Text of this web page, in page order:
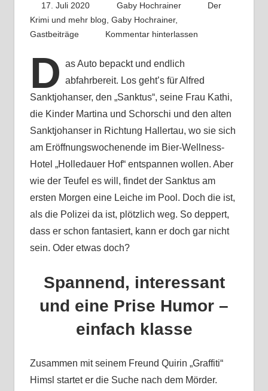
17. Juli 2020 Gaby Hochrainer
Der
Krimi und mehr blog, Gaby Hochrainer,
Gastbeiträge
Kommentar hinterlassen
D as Auto bepackt und endlich
abfahrbereit. Los geht’s für Alfred
Sanktjohanser, den „Sanktus“, seine Frau Kathi,
die Kinder Martina und Schorschi und den alten
Sanktjohanser in Richtung Hallertau, wo sie sich
am Eröffnungswochenende im Bier-Wellness-
Hotel „Holledauer Hof“ entspannen wollen. Aber
wie der Teufel es will, findet der Sanktus am
ersten Morgen eine Leiche im Pool. Doch die ist,
als die Polizei da ist, plötzlich weg. So deppert,
dass er schon fantasiert, kann er doch gar nicht
sein. Oder etwas doch?
Spannend, interessant
und eine Prise Humor –
einfach klasse
Zusammen mit seinem Freund Quirin „Graffiti“
Himsl startet er die Suche nach dem Mörder.